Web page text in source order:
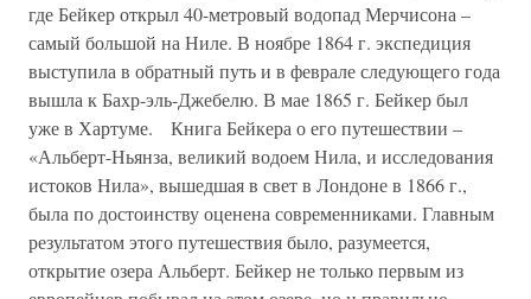
где Бейкер открыл 40-метровый водопад Мерчисона –
самый большой на Ниле. В ноябре 1864 г. экспедиция
выступила в обратный путь и в феврале следующего года
вышла к Бахр-эль-Джебелю. В мае 1865 г. Бейкер был
уже в Хартуме. Книга Бейкера о его путешествии –
«Альберт-Ньянза, великий водоем Нила, и исследования
истоков Нила», вышедшая в свет в Лондоне в 1866 г.,
была по достоинству оценена современниками. Главным
результатом этого путешествия было, разумеется,
открытие озера Альберт. Бейкер не только первым из